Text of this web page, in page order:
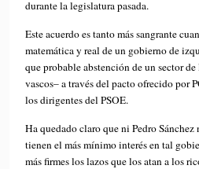
durante la legislatura pasada.
Este acuerdo es tanto más sangrante
matemática y real de un gobierno de
que probable abstención de un sector
vascos– a través del pacto ofrecido por
los dirigentes del PSOE.
Ha quedado claro que ni Pedro
tienen el más mínimo interés en tal
más firmes los lazos que los atan a los